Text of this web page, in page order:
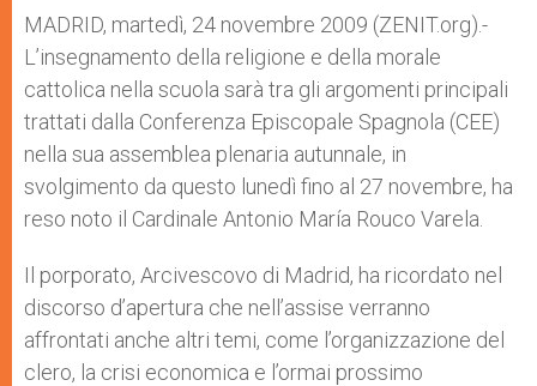
p
p
g
e
r
o
k
r
MADRID, martedì, 24 novembre 2009 (ZENIT.org).-
L’insegnamento della religione e della morale
cattolica nella scuola sarà tra gli argomenti principali
trattati dalla Conferenza Episcopale Spagnola (CEE)
nella sua assemblea plenaria autunnale, in
svolgimento da questo lunedì fino al 27 novembre, ha
reso noto il Cardinale Antonio María Rouco Varela.
Il porporato, Arcivescovo di Madrid, ha ricordato nel
discorso d’apertura che nell’assise verranno
affrontati anche altri temi, come l’organizzazione del
clero, la crisi economica e l’ormai prossimo